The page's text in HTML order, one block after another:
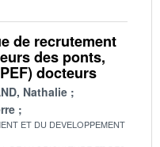
de recrutement
des ponts,
docteurs
Nathalie
ET DU DEVELOPPEMENT